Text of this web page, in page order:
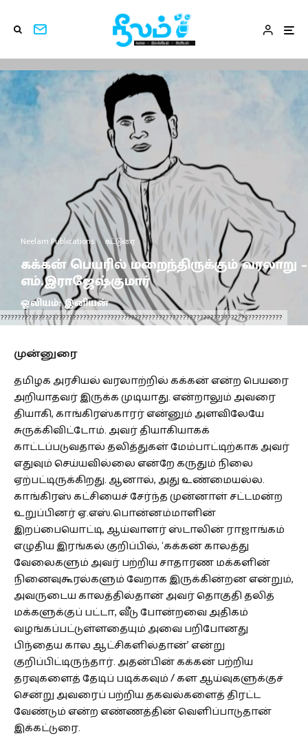
Neelam Publications · கட்டுரை
கக்கன் பெயரில் மறைந்திருக்கும் வரலாறு –
எம்.இராஜேஷ்குமார்
ஓவியம்: இனியன்
முன்னுரை
தமிழக அரசியல் வரலாற்றில் கக்கன் என்ற பெயரை
அறியாதவர் இருக்க முடியாது. என்றாலும் அவரை
தியாகி, காங்கிரஸ்காரர் என்னும் அளவிலேயே
சுருக்கிவிட்டோம். அவர் தியாகியாகக்
காட்டப்படுவதால் தலித்துகள் மேம்பாட்டிற்காக அவர்
எதுவும் செய்யவில்லை என்றே கருதும் நிலை
ஏற்பட்டிருக்கிறது. ஆனால், அது உண்மையல்ல.
காங்கிரஸ் கட்சியைச் சேர்ந்த முன்னாள் சட்டமன்ற
உறுப்பினர் ஏ.எஸ்.பொன்னம்மாளின்
இறப்பையொட்டி, ஆய்வாளர் ஸ்டாலின் ராஜாங்கம்
எழுதிய இரங்கல் குறிப்பில், ‘கக்கன் காலத்து
வேலைகளும் அவர் பற்றிய சாதாரண மக்களின்
நினைவுகூரல்களும் வேறாக இருக்கின்றன என்றும்,
அவருடைய காலத்தில்தான் அவர் தொகுதி தலித்
மக்களுக்குப் பட்டா, வீடு போன்றவை அதிகம்
வழங்கப்பட்டுள்ளதையும் அவை பறிபோனது
பிந்தைய கால ஆட்சிகளில்தான்’ என்று
குறிப்பிட்டிருந்தார். அதன்பின் கக்கன் பற்றிய
தரவுகளைத் தேடிப் படிக்கவும் / கள ஆய்வுகளுக்குச்
சென்று அவரைப் பற்றிய தகவல்களைத் திரட்ட
வேண்டும் என்ற எண்ணத்தின் வெளிப்பாடுதான்
இக்கட்டுரை.